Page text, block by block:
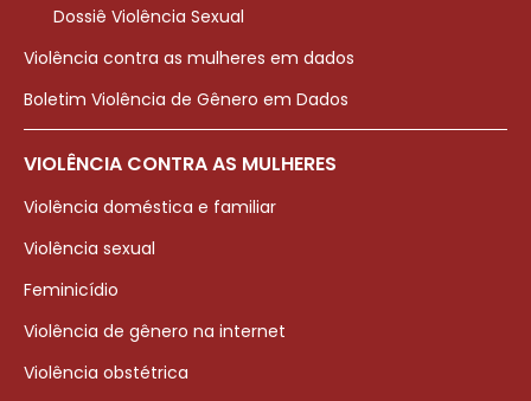
Dossiê Violência Sexual
Violência contra as mulheres em dados
Boletim Violência de Gênero em Dados
VIOLÊNCIA CONTRA AS MULHERES
Violência doméstica e familiar
Violência sexual
Feminicídio
Violência de gênero na internet
Violência obstétrica